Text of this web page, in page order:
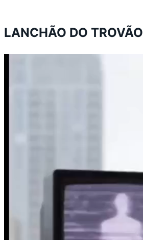
LANCHÃO DO TROVÃO